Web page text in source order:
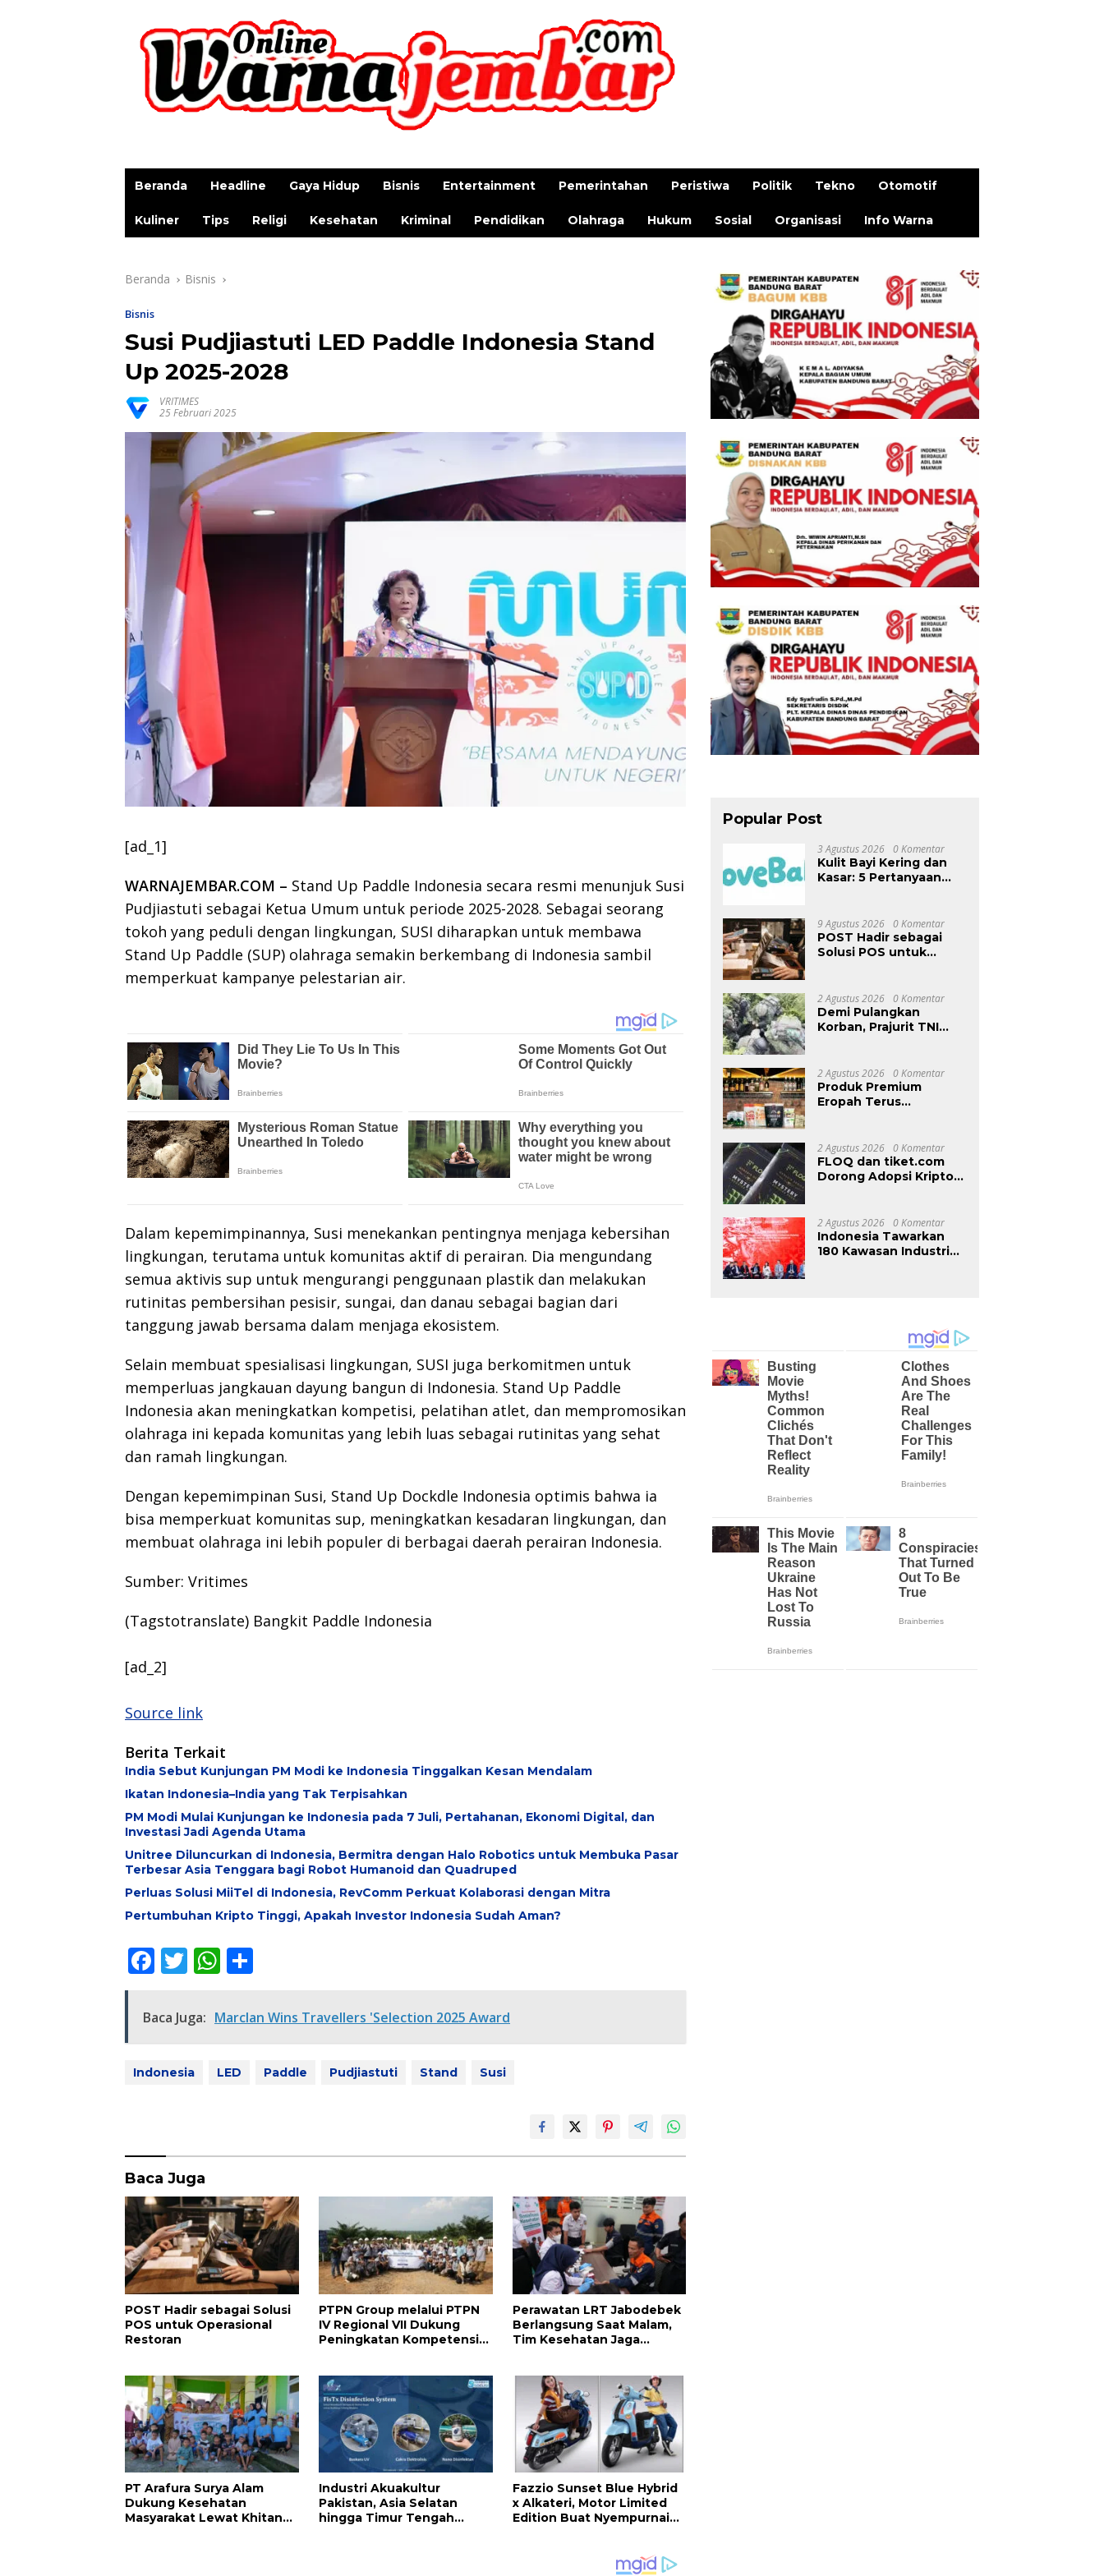
Beranda Headline Gaya Hidup Bisnis Entertainment Pemerintahan Peristiwa Politik Tekno Otomotif
Kuliner Tips Religi Kesehatan Kriminal Pendidikan Olahraga Hukum Sosial Organisasi Info Warna
Beranda Bisnis
Bisnis
Susi Pudjiastuti LED Paddle Indonesia Stand
Up 2025-2028
VRITIMES
25 Februari 2025
[ad_1]
WARNAJEMBAR.COM – Stand Up Paddle Indonesia secara resmi menunjuk Susi
Pudjiastuti sebagai Ketua Umum untuk periode 2025-2028. Sebagai seorang
tokoh yang peduli dengan lingkungan, SUSI diharapkan untuk membawa
Stand Up Paddle (SUP) olahraga semakin berkembang di Indonesia sambil
memperkuat kampanye pelestarian air.
Dalam kepemimpinannya, Susi menekankan pentingnya menjaga kebersihan
lingkungan, terutama untuk komunitas aktif di perairan. Dia mengundang
semua aktivis sup untuk mengurangi penggunaan plastik dan melakukan
rutinitas pembersihan pesisir, sungai, dan danau sebagai bagian dari
tanggung jawab bersama dalam menjaga ekosistem.
Selain membuat spesialisasi lingkungan, SUSI juga berkomitmen untuk
memperluas jangkauan dayung bangun di Indonesia. Stand Up Paddle
Indonesia akan meningkatkan kompetisi, pelatihan atlet, dan mempromosikan
olahraga ini kepada komunitas yang lebih luas sebagai rutinitas yang sehat
dan ramah lingkungan.
Dengan kepemimpinan Susi, Stand Up Dockdle Indonesia optimis bahwa ia
bisa memperkuat komunitas sup, meningkatkan kesadaran lingkungan, dan
membuat olahraga ini lebih populer di berbagai daerah perairan Indonesia.
Sumber: Vritimes
(Tagstotranslate) Bangkit Paddle Indonesia
[ad_2]
Source link
Berita Terkait
India Sebut Kunjungan PM Modi ke Indonesia Tinggalkan Kesan Mendalam
Ikatan Indonesia–India yang Tak Terpisahkan
PM Modi Mulai Kunjungan ke Indonesia pada 7 Juli, Pertahanan, Ekonomi Digital, dan
Investasi Jadi Agenda Utama
Unitree Diluncurkan di Indonesia, Bermitra dengan Halo Robotics untuk Membuka Pasar
Terbesar Asia Tenggara bagi Robot Humanoid dan Quadruped
Perluas Solusi MiiTel di Indonesia, RevComm Perkuat Kolaborasi dengan Mitra
Pertumbuhan Kripto Tinggi, Apakah Investor Indonesia Sudah Aman?
F
e
b
o
T
itt
er
W
at
s
A
ar
e
Baca Juga: Marclan Wins Travellers 'Selection 2025 Award
Indonesia LED Paddle Pudjiastuti Stand Susi
Baca Juga
POST Hadir sebagai Solusi
POS untuk Operasional
Restoran
PTPN Group melalui PTPN
IV Regional VII Dukung
Peningkatan Kompetensi
Maps di Way Kanan
Perawatan LRT Jabodebek
Berlangsung Saat Malam,
Tim Kesehatan Jaga
PT Arafura Surya Alam
Dukung Kesehatan
Masyarakat Lewat Khitanan
Industri Akuakultur
Pakistan, Asia Selatan
hingga Timur Tengah
Fazzio Sunset Blue Hybrid
x Alkateri, Motor Limited
Edition Buat Nyempurnain
Popular Post
3 Agustus 2026 0 Komentar
Kulit Bayi Kering dan
Kasar: 5 Pertanyaan
9 Agustus 2026 0 Komentar
POST Hadir sebagai
Solusi POS untuk
2 Agustus 2026 0 Komentar
Demi Pulangkan
Korban, Prajurit TNI
Hujan Peluru OPM di
Yahukimo
2 Agustus 2026 0 Komentar
Produk Premium
Eropah Terus
Melalui MIFB 2026 dan
Majlis Makan Malam
B2B
2 Agustus 2026 0 Komentar
FLOQ dan tiket.com
Dorong Adopsi Kripto
2 Agustus 2026 0 Komentar
Indonesia Tawarkan
180 Kawasan Industri